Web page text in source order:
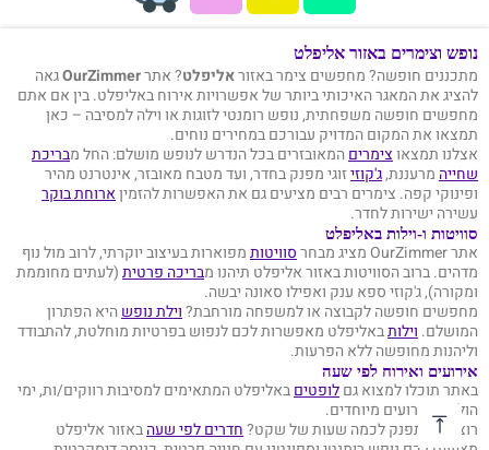
נופש וצימרים באזור אליפלט
מתכננים חופשה? מחפשים צימר באזוראליפלט? אתרOurZimmerגאה
להציג את המאגר האיכותי ביותר של אפשרויות אירוח באליפלט. בין אם אתם
מחפשים חופשה משפחתית, נופש רומנטי לזוגות או וילה למסיבה – כאן
תמצאו את המקום המדויק עבורכם במחירים נוחים.
אצלנו תמצאוצימריםהמאובזרים בכל הנדרש לנופש מושלם: החל מבריכת
שחייה מרעננת,ג'קוזיזוגי מפנק בחדר, ועד מטבח מאובזר, אינטרנט מהיר
ופינוקי קפה. צימרים רבים מציעים גם את האפשרות להזמיןארוחת בוקר
עשירה ישירות לחדר.
סוויטות ו-וילות באליפלט
אתר OurZimmer מציג מבחר סוויטותמפוארות בעיצוב יוקרתי, לרוב מול נוף
מדהים. ברוב הסוויטות באזור אליפלט תיהנו מבריכה פרטית(לעתים מחוממת
ומקורה), ג'קוזי ספא ענק ואפילו סאונה יבשה.
מחפשים חופשה לקבוצה או למשפחה מורחבת?וילת נופשהיא הפתרון
המושלם. וילותבאליפלט מאפשרות לכם לנפוש בפרטיות מוחלטת, להתבודד
וליהנות מחופשה ללא הפרעות.
אירועים ואירוח לפי שעה
באתר תוכלו למצוא גםלופטיםבאליפלט המתאימים למסיבות רווקים/ות, ימי
הולדת ואירועים מיוחדים.
רוצים להתפנק לכמה שעות של שקט?חדרים לפי שעהבאזור אליפלט